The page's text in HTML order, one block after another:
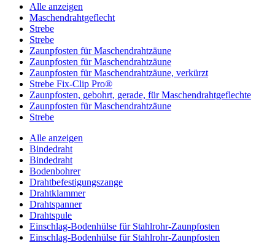
Alle anzeigen
Maschendrahtgeflecht
Strebe
Strebe
Zaunpfosten für Maschendrahtzäune
Zaunpfosten für Maschendrahtzäune
Zaunpfosten für Maschendrahtzäune, verkürzt
Strebe Fix-Clip Pro®
Zaunpfosten, gebohrt, gerade, für Maschendrahtgeflechte
Zaunpfosten für Maschendrahtzäune
Strebe
Alle anzeigen
Bindedraht
Bindedraht
Bodenbohrer
Drahtbefestigungszange
Drahtklammer
Drahtspanner
Drahtspule
Einschlag-Bodenhülse für Stahlrohr-Zaunpfosten
Einschlag-Bodenhülse für Stahlrohr-Zaunpfosten